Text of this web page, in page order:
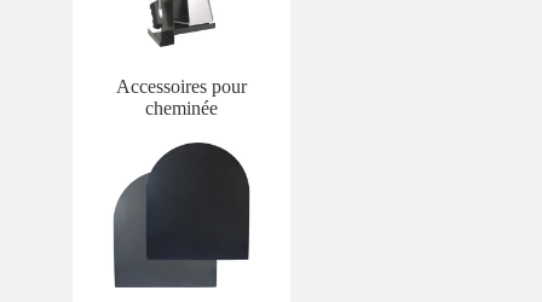
Accessoires pour
cheminée